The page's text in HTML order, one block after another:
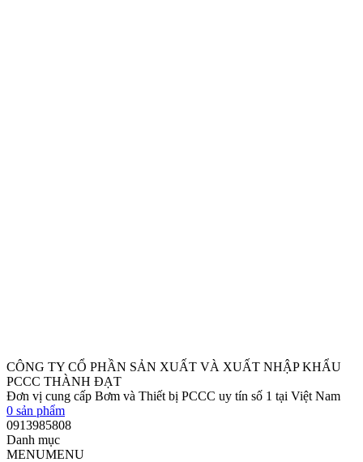
CÔNG TY CỔ PHẦN SẢN XUẤT VÀ XUẤT NHẬP KHẨU
PCCC THÀNH ĐẠT
Đơn vị cung cấp Bơm và Thiết bị PCCC uy tín số 1 tại Việt Nam
0 sản phẩm
0913985808
Danh mục
MENUMENU